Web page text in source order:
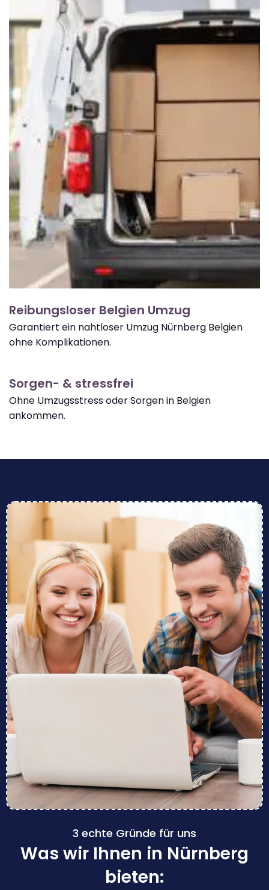
Reibungsloser Belgien Umzug
Garantiert ein nahtloser Umzug Nürnberg Belgien
ohne Komplikationen.
Sorgen- & stressfrei
Ohne Umzugsstress oder Sorgen in Belgien
ankommen.
3 echte Gründe für uns
Was wir Ihnen in Nürnberg
bieten: